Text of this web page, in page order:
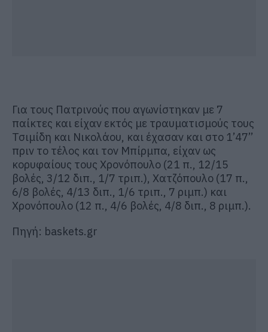
Για τους Πατρινούς που αγωνίστηκαν με 7
παίκτες και είχαν εκτός με τραυματισμούς τους
Τσιμίδη και Νικολάου, και έχασαν και στο 1’47’’
πριν το τέλος και τον Μπίρμπα, είχαν ως
κορυφαίους τους Χρονόπουλο (21 π., 12/15
βολές, 3/12 διπ., 1/7 τριπ.), Χατζόπουλο (17 π.,
6/8 βολές, 4/13 διπ., 1/6 τριπ., 7 ριμπ.) και
Χρονόπουλο (12 π., 4/6 βολές, 4/8 διπ., 8 ριμπ.).
Πηγή: baskets.gr